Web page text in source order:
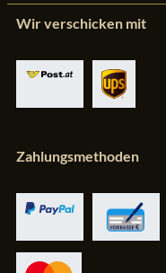
Wir verschicken mit
Zahlungsmethoden